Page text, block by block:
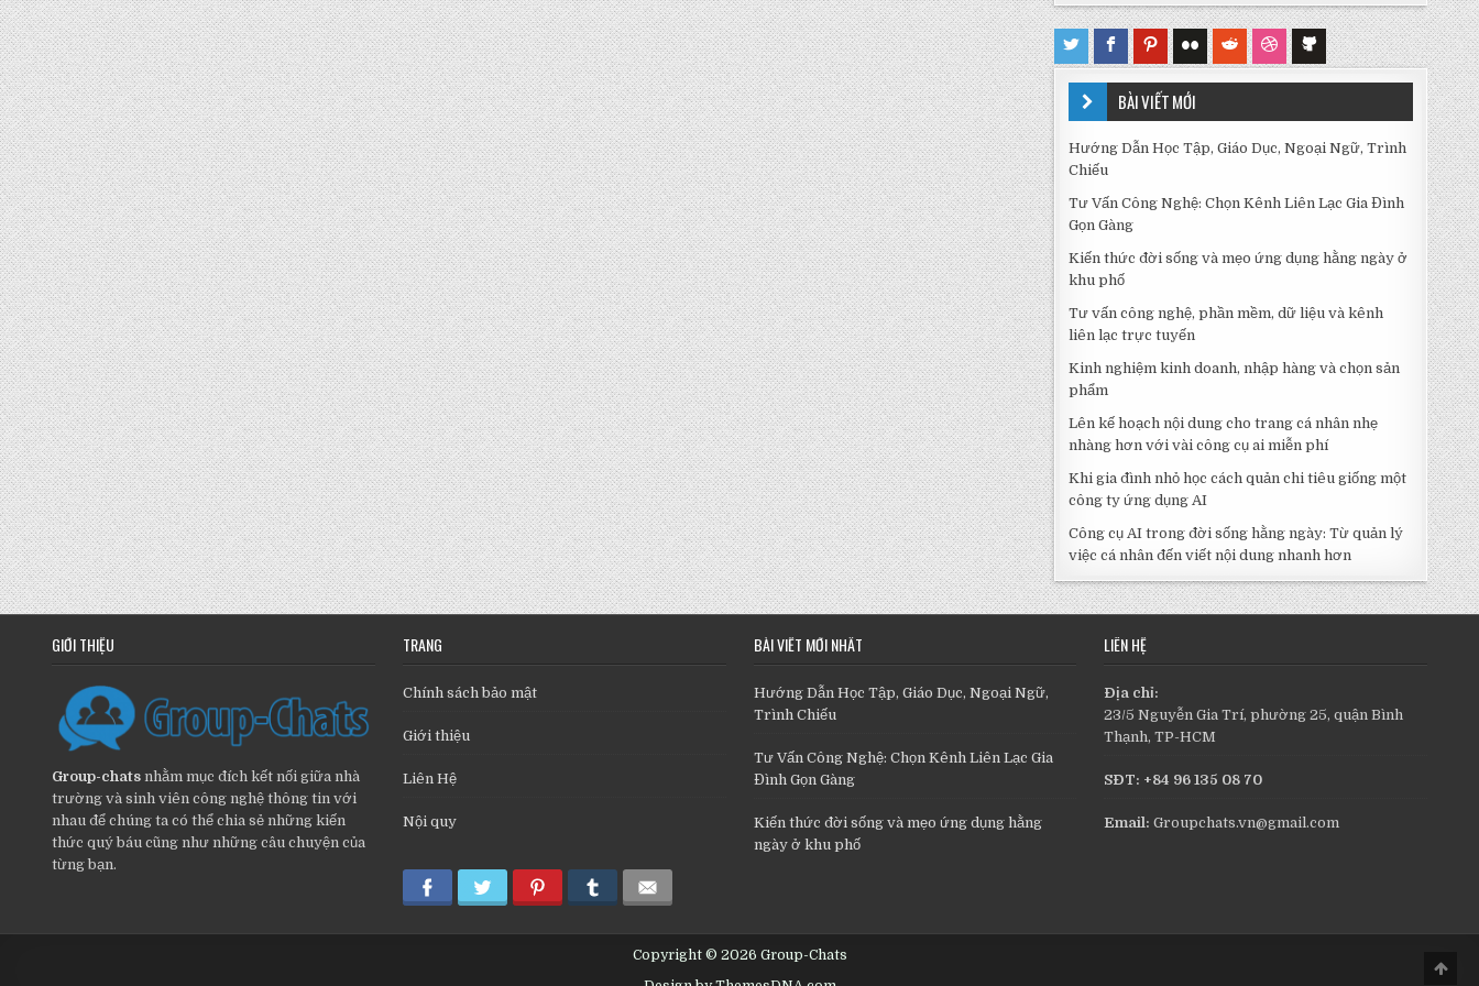
BÀI VIẾT MỚI
Hướng Dẫn Học Tập, Giáo Dục, Ngoại Ngữ, Trình
Chiếu
Tư Vấn Công Nghệ: Chọn Kênh Liên Lạc Gia Đình
Gọn Gàng
Kiến thức đời sống và mẹo ứng dụng hằng ngày ở
khu phố
Tư vấn công nghệ, phần mềm, dữ liệu và kênh
liên lạc trực tuyến
Kinh nghiệm kinh doanh, nhập hàng và chọn sản
phẩm
Lên kế hoạch nội dung cho trang cá nhân nhẹ
nhàng hơn với vài công cụ ai miễn phí
Khi gia đình nhỏ học cách quản chi tiêu giống một
công ty ứng dụng AI
Công cụ AI trong đời sống hằng ngày: Từ quản lý
việc cá nhân đến viết nội dung nhanh hơn
GIỚI THIỆU
Group-chats nhằm mục đích kết nối giữa nhà
trường và sinh viên công nghệ thông tin với
nhau để chúng ta có thể chia sẻ những kiến
thức quý báu cũng như những câu chuyện của
từng bạn.
TRANG
Chính sách bảo mật
Giới thiệu
Liên Hệ
Nội quy
BÀI VIẾT MỚI NHẤT
Hướng Dẫn Học Tập, Giáo Dục, Ngoại Ngữ,
Trình Chiếu
Tư Vấn Công Nghệ: Chọn Kênh Liên Lạc Gia
Đình Gọn Gàng
Kiến thức đời sống và mẹo ứng dụng hằng
ngày ở khu phố
LIÊN HỆ
Địa chỉ:
23/5 Nguyễn Gia Trí, phường 25, quận Bình
Thạnh, TP-HCM
SĐT: +84 96 135 08 70
Email: Groupchats.vn@gmail.com
Copyright © 2026 Group-Chats